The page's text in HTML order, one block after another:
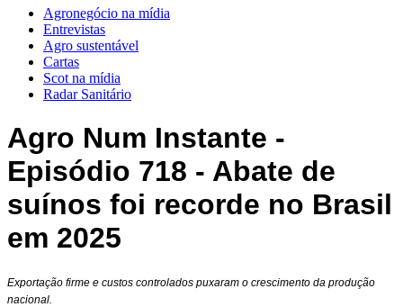
Agronegócio na mídia
Entrevistas
Agro sustentável
Cartas
Scot na mídia
Radar Sanitário
Agro Num Instante -
Episódio 718 - Abate de
suínos foi recorde no Brasil
em 2025
Exportação firme e custos controlados puxaram o crescimento da produção
nacional.